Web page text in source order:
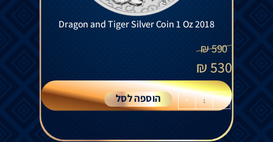
Dragon and Tiger Silver Coin 1 Oz 2018
590
₪
530
₪
-
+ הוספה לסל